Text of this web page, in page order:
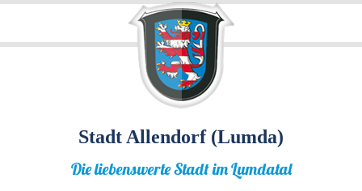
Stadt Allendorf (Lumda)
Die liebenswerte Stadt im Lumdatal